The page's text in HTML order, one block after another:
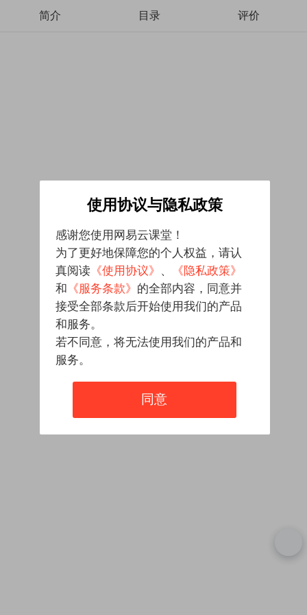
简介 目录 评价
使用协议与隐私政策
感谢您使用网易云课堂！
为了更好地保障您的个人权益，请认
真阅读 《使用协议》 、
《隐私政策》
和 《服务条款》 的全部内容，同意并
接受全部条款后开始使用我们的产品
和服务。
若不同意，将无法使用我们的产品和
服务。
同意